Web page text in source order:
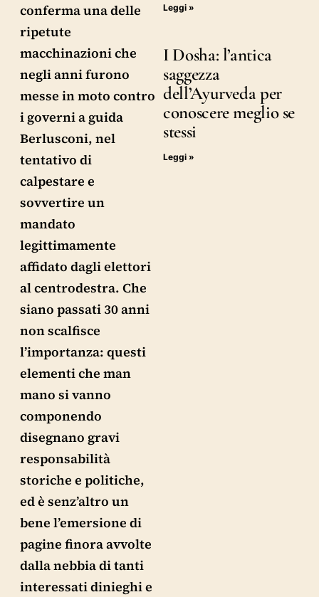
conferma una delle
ripetute
macchinazioni che
negli anni furono
messe in moto contro
i governi a guida
Berlusconi, nel
tentativo di
calpestare e
sovvertire un
mandato
legittimamente
affidato dagli elettori
al centrodestra. Che
siano passati 30 anni
non scalfisce
l’importanza: questi
elementi che man
mano si vanno
componendo
disegnano gravi
responsabilità
storiche e politiche,
ed è senz’altro un
bene l’emersione di
pagine finora avvolte
dalla nebbia di tanti
interessati dinieghi e
Leggi »
I Dosha: l’antica
saggezza
dell’Ayurveda per
conoscere meglio se
stessi
Leggi »